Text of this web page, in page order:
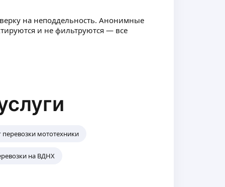
на неподдельность. Анонимные
и не фильтруются — все
перевозки мототехники
на ВДНХ